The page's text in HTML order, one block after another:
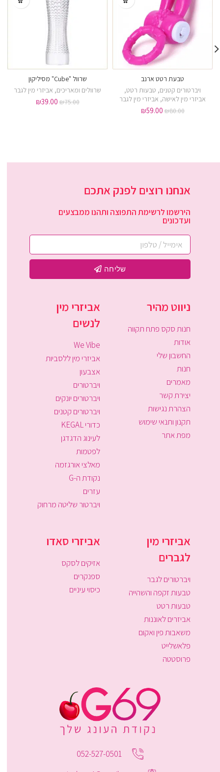
טבעת רטט ארנב
ויברטורים קטנים, טבעות רטט,
אביזרי מין לאישה, אביזרי מין לגבר
₪80.00
₪59.00
שרוול "Cube" מסיליקון
שרוולים ומאריכים, אביזרי מין לגבר
₪75.00
₪39.00
אנחנו רוצים לפנק אתכם
הירשמו לרשימת התפוצה ותהנו ממבצעים
ועדכונים
שליחה
ניווט מהיר
חנות סקס פתח תקווה
אודות
החשבון שלי
חנות
מאמרים
יצירת קשר
הצהרת נגישות
תקנון ותנאי שימוש
מפת אתר
אביזרי מין
לנשים
We Vibe
אביזרי מין ללסביות
אצבעון
ויברטורים
ויברטורים יונקים
ויברטורים קטנים
כדורי KEGAL
לעינוג הדגדגן
לפטמות
מאלצי אורגזמה
נקודת ה-G
עזרים
ויברטור שליטה מרחוק
אביזרי מין
לגברים
ויברטורים לגבר
טבעות זקפה והשהייה
טבעות רטט
אביזרים לאוננות
משאבות פין ואקום
פלאשלייט
פרוסטטה
אביזרי סאדו
אזיקים לסקס
ספנקרים
כיסוי עיניים
052-527-0501